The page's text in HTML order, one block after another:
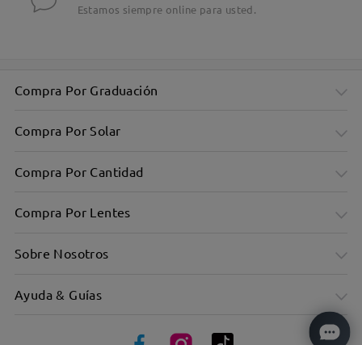
Moda Actual para Mujeres y Hombres
Estamos siempre online para usted.
Compra Por Graduación
Compra Por Solar
Compra Por Cantidad
Compra Por Lentes
Sobre Nosotros
Ayuda & Guías